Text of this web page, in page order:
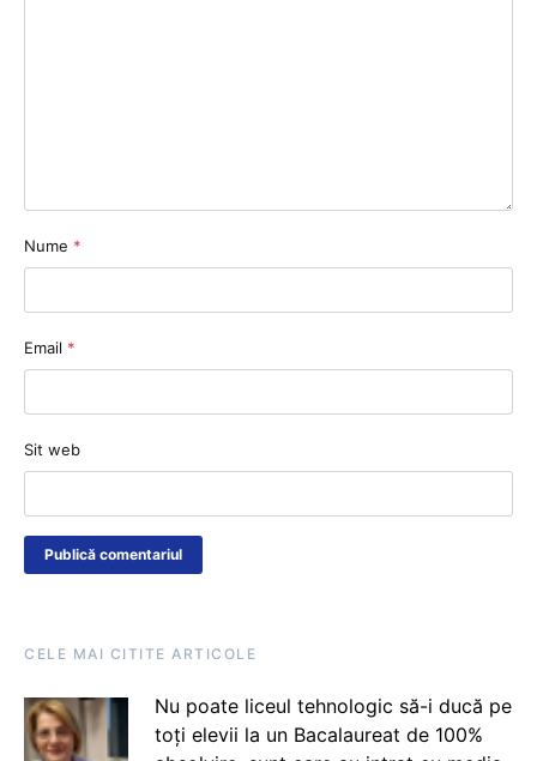
Nume *
Email *
Sit web
CELE MAI CITITE ARTICOLE
Nu poate liceul tehnologic să-i ducă pe
toți elevii la un Bacalaureat de 100%